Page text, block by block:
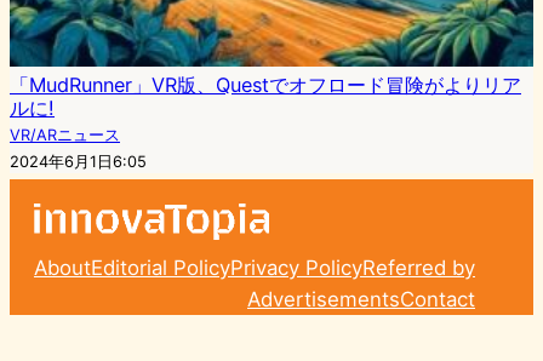
「MudRunner」VR版、Questでオフロード冒険がよりリア
ルに!
VR/ARニュース
2024年6月1日6:05
AboutEditorial PolicyPrivacy PolicyReferred by
AdvertisementsContact